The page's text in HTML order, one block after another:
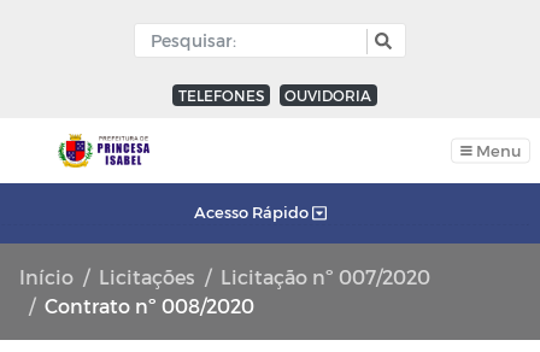
TELEFONES OUVIDORIA
Menu
Acesso Rápido
Início Licitações
Licitação nº 007/2020
Contrato nº 008/2020